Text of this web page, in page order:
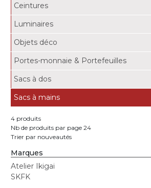
Ceintures
Luminaires
Objets déco
Portes-monnaie & Portefeuilles
Sacs à dos
Sacs à mains
4 produits
Nb de produits par page 24
Trier par nouveautés
Marques
Atelier Ikigai
SKFK